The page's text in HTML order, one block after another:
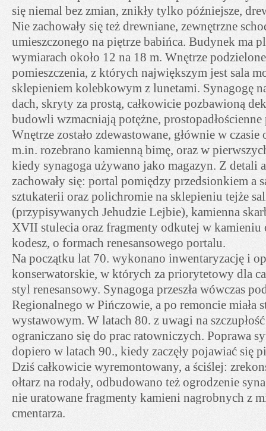
się niemal bez zmian, znikły tylko późniejsze,
Nie zachowały się też drewniane, zewnętrzne
umieszczonego na piętrze babińca. Budynek ma
wymiarach około 12 na 18 m. Wnętrze
pomieszczenia, z których największym jest sala
sklepieniem kolebkowym z lunetami. Synagogę
dach, skryty za prostą, całkowicie pozbawioną
budowli wzmacniają potężne,
Wnętrze zostało zdewastowane, głównie w
m.in. rozebrano kamienną bimę, oraz w
kiedy synagoga używano jako magazyn. Z detali
zachowały się: portal pomiędzy przedsionkiem a
sztukaterii oraz polichromie na sklepieniu tejże
(przypisywanych Jehudzie Lejbie), kamienna
XVII stulecia oraz fragmenty odkutej w kamieniu
kodesz, o formach renesansowego portalu.
Na początku lat 70. wykonano inwentaryzację i
konserwatorskie, w których za priorytetowy dla
styl renesansowy. Synagoga przeszła wówczas
Regionalnego w Pińczowie, a po remoncie miała
wystawowym. W latach 80. z uwagi na
ograniczano się do prac ratowniczych. Poprawa
dopiero w latach 90., kiedy zaczęły pojawiać się
Dziś całkowicie wyremontowany, a ściślej:
ołtarz na rodały, odbudowano też ogrodzenie
nie uratowane fragmenty kamieni nagrobnych z
cmentarza.